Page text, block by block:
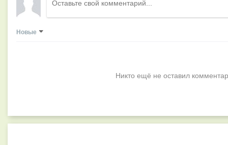
Новые
Никто ещё не оставил